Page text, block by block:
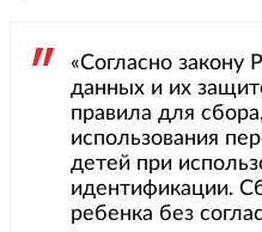
«Согласно закону
данных и их
правила для
использования
детей при
идентификации.
ребенка без